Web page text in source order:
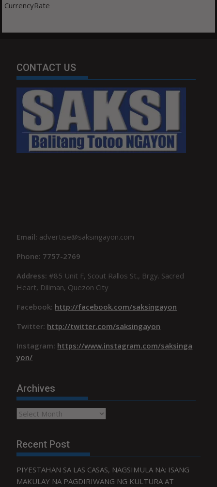
CurrencyRate
CONTACT US
Email: advertise@saksingayon.com
Phone: 7757-2769
Address:#85 Unit F, Scout Rallos St., Brgy. Sacred
Heart, Diliman, Quezon City
Facebook: http://facebook.com/saksingayon
Twitter: http://twitter.com/saksingayon
Instagram: https://www.instagram.com/saksinga
yon/
Archives
Archives
Recent Post
PIYESTAHAN SA LAS CASAS, NAGSIMULA NA: ISANG
MAKULAY NA PAGDIRIWANG NG KULTURA AT